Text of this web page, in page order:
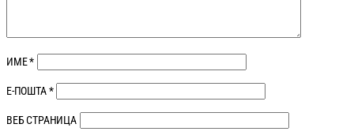
ИМЕ*
Е-ПОШТА*
ВЕБ СТРАНИЦА